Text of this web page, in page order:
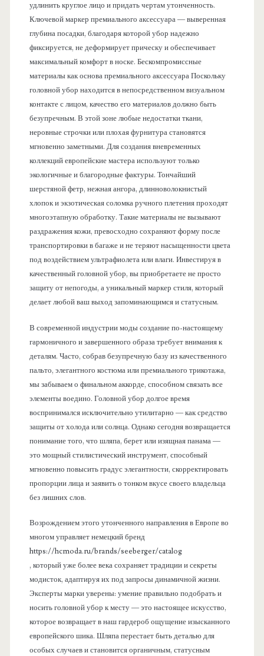
удлинить круглое лицо и придать чертам утонченность.
Ключевой маркер премиального аксессуара — выверенная
глубина посадки, благодаря которой убор надежно
фиксируется, не деформирует прическу и обеспечивает
максимальный комфорт в носке. Бескомпромиссные
материалы как основа премиального аксессуара Поскольку
головной убор находится в непосредственном визуальном
контакте с лицом, качество его материалов должно быть
безупречным. В этой зоне любые недостатки ткани,
неровные строчки или плохая фурнитура становятся
мгновенно заметными. Для создания вневременных
коллекций европейские мастера используют только
экологичные и благородные фактуры. Тончайший
шерстяной фетр, нежная ангора, длинноволокнистый
хлопок и экзотическая соломка ручного плетения проходят
многоэтапную обработку. Такие материалы не вызывают
раздражения кожи, превосходно сохраняют форму после
транспортировки в багаже и не теряют насыщенности цвета
под воздействием ультрафиолета или влаги. Инвестируя в
качественный головной убор, вы приобретаете не просто
защиту от непогоды, а уникальный маркер стиля, который
делает любой ваш выход запоминающимся и статусным.
В современной индустрии моды создание по-настоящему
гармоничного и завершенного образа требует внимания к
деталям. Часто, собрав безупречную базу из качественного
пальто, элегантного костюма или премиального трикотажа,
мы забываем о финальном аккорде, способном связать все
элементы воедино. Головной убор долгое время
воспринимался исключительно утилитарно — как средство
защиты от холода или солнца. Однако сегодня возвращается
понимание того, что шляпа, берет или изящная панама —
это мощный стилистический инструмент, способный
мгновенно повысить градус элегантности, скорректировать
пропорции лица и заявить о тонком вкусе своего владельца
без лишних слов.
Возрождением этого утонченного направления в Европе во
многом управляет немецкий бренд
https://hcmoda.ru/brands/seeberger/catalog
, который уже более века сохраняет традиции и секреты
модисток, адаптируя их под запросы динамичной жизни.
Эксперты марки уверены: умение правильно подобрать и
носить головной убор к месту — это настоящее искусство,
которое возвращает в наш гардероб ощущение изысканного
европейского шика. Шляпа перестает быть деталью для
особых случаев и становится органичным, статусным